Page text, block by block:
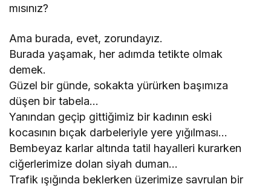
mısınız?
Ama burada, evet, zorundayız.
Burada yaşamak, her adımda tetikte olmak
demek.
Güzel bir günde, sokakta yürürken başımıza
düşen bir tabela…
Yanından geçip gittiğimiz bir kadının eski
kocasının bıçak darbeleriyle yere yığılması…
Bembeyaz karlar altında tatil hayalleri kurarken
ciğerlerimize dolan siyah duman…
Trafik ışığında beklerken üzerimize savrulan bir